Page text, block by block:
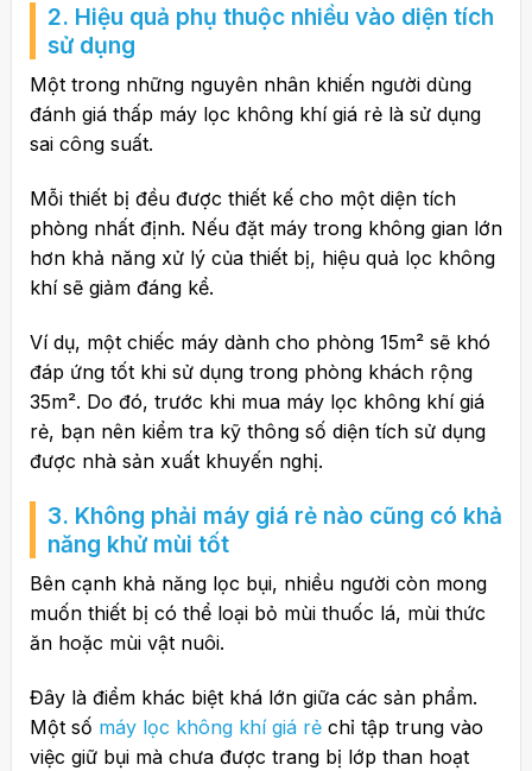
2. Hiệu quả phụ thuộc nhiều vào diện tích
sử dụng
Một trong những nguyên nhân khiến người dùng
đánh giá thấp máy lọc không khí giá rẻ là sử dụng
sai công suất.
Mỗi thiết bị đều được thiết kế cho một diện tích
phòng nhất định. Nếu đặt máy trong không gian lớn
hơn khả năng xử lý của thiết bị, hiệu quả lọc không
khí sẽ giảm đáng kể.
Ví dụ, một chiếc máy dành cho phòng 15m² sẽ khó
đáp ứng tốt khi sử dụng trong phòng khách rộng
35m². Do đó, trước khi mua máy lọc không khí giá
rẻ, bạn nên kiểm tra kỹ thông số diện tích sử dụng
được nhà sản xuất khuyến nghị.
3. Không phải máy giá rẻ nào cũng có khả
năng khử mùi tốt
Bên cạnh khả năng lọc bụi, nhiều người còn mong
muốn thiết bị có thể loại bỏ mùi thuốc lá, mùi thức
ăn hoặc mùi vật nuôi.
Đây là điểm khác biệt khá lớn giữa các sản phẩm.
Một số máy lọc không khí giá rẻchỉ tập trung vào
việc giữ bụi mà chưa được trang bị lớp than hoạt